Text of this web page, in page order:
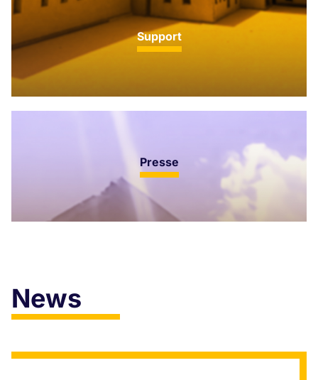
Support
Presse
News